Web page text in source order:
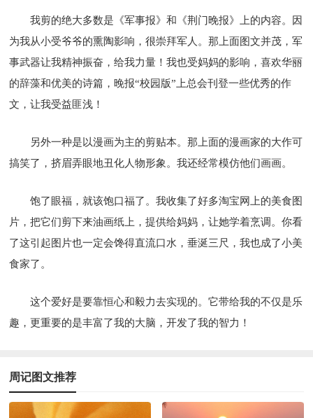
我剪的绝大多数是《军事报》和《荆门晚报》上的内容。因
为我从小受爷爷的熏陶影响，很崇拜军人。那上面图文并茂，军
事武器让我精神振奋，给我力量！我也受妈妈的影响，喜欢华丽
的辞藻和优美的诗篇，晚报“校园版”上总会刊登一些优秀的作
文，让我受益匪浅！
另外一种是以漫画为主的剪贴本。那上面的漫画家的大作可
搞笑了，挤眉弄眼地丑化人物形象。我还经常模仿他们画画。
饱了眼福，就该饱口福了。我收集了好多淘宝网上的美食图
片，把它们剪下来油画纸上，提供给妈妈，让她学着烹调。你看
了这引起图片也一定会馋得直流口水，垂涎三尺，我也成了小美
食家了。
这个爱好是要靠恒心和毅力去实现的。它带给我的不仅是乐
趣，更重要的是丰富了我的大脑，开发了我的智力！
周记图文推荐